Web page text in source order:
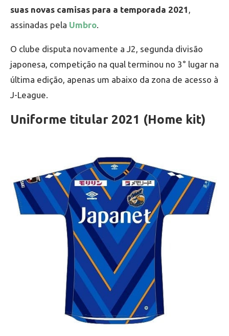
suas novas camisas para a temporada 2021 ,
assinadas pela Umbro.
O clube disputa novamente a J2, segunda divisão
japonesa, competição na qual terminou no 3° lugar na
última edição, apenas um abaixo da zona de acesso à
J-League.
Uniforme titular 2021 (Home kit)